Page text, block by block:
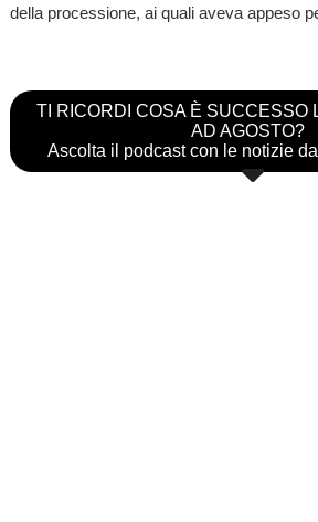
della processione, ai quali aveva appeso
TI RICORDI COSA È SUCCESSO
AD AGOSTO?
Ascolta il podcast con le notizie